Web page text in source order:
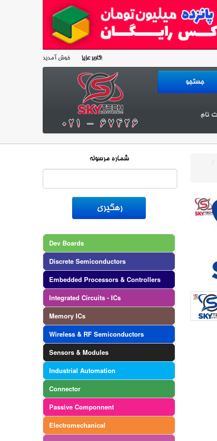
کاربر عزیزخوش آمدید!
نام
شماره مرسوله
Dev Boards
Discrete Semiconductors
Embedded Processors & Controllers
Integrated Circuits - ICs
Memory ICs
Wireless & RF Semiconductors
Sensors & Modules
Industrial Automation
Connector
Passive Componnent
Electromechanical
/